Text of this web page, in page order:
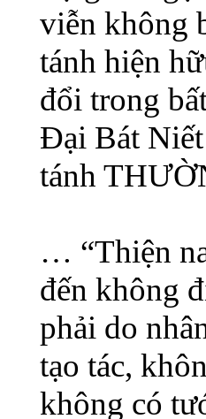
viễn không
tánh hiện
đổi trong
Đại Bát Niết
tánh
… “Thiện
đến không
phải do
tạo tác,
không có